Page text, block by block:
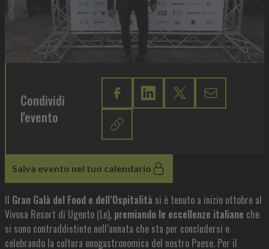
Condividi
l'evento
Salva evento nel tuo calendario
Il Gran Galà del Food e dell’Ospitalità si è tenuto a inizio ottobre al
Vivosa Resort di Ugento (Le), premiando le eccellenze italiane che
si sono contraddistinte nell’annata che sta per concludersi e
celebrando la cultura enogastronomica del nostro Paese. Per il